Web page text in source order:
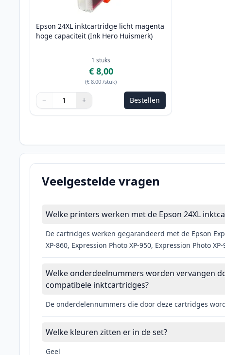
Epson 24XL inktcartridge licht magenta
hoge capaciteit (Ink Hero Huismerk)
1 stuks
€ 8,00
(€ 8,00 /stuk)
Aantal
Gebruik de knoppen om aan te passen
− +
Aantal 1 Bestellen
Veelgestelde vragen
Welke printers werken met de Epson 24XL
De cartridges werken gegarandeerd met de Epson
XP-860, Expression Photo XP-950, Expression Photo
Welke onderdeelnummers worden vervangen
compatibele inktcartridges?
De onderdelennummers die door deze cartridges
Welke kleuren zitten er in de set?
Geel